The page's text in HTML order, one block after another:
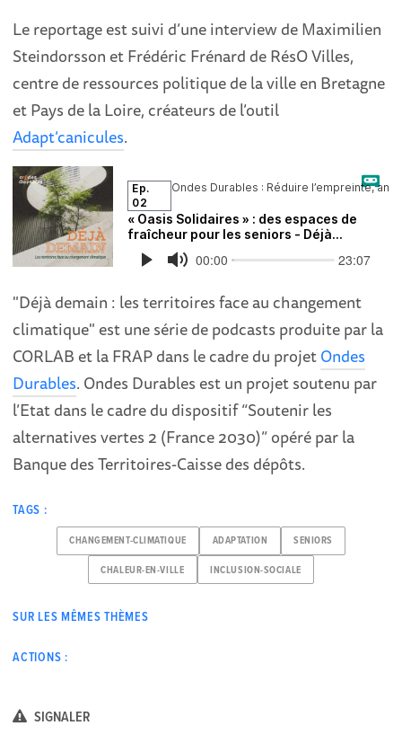
Le reportage est suivi d’une interview de Maximilien
Steindorsson et Frédéric Frénard de RésO Villes,
centre de ressources politique de la ville en Bretagne
et Pays de la Loire, créateurs de l’outil
Adapt’canicules.
"Déjà demain : les territoires face au changement
climatique" est une série de podcasts produite par la
CORLAB et la FRAP dans le cadre du projetOndes
Durables. Ondes Durables est un projet soutenu par
l’Etat dans le cadre du dispositif “Soutenir les
alternatives vertes 2 (France 2030)” opéré par la
Banque des Territoires-Caisse des dépôts.
TAGS :
CHANGEMENT-CLIMATIQUE ADAPTATION SENIORS
CHALEUR-EN-VILLE INCLUSION-SOCIALE
SUR LES MÊMES THÈMES
ACTIONS :
SIGNALER